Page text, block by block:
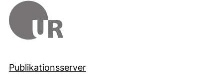
Publikationsserver